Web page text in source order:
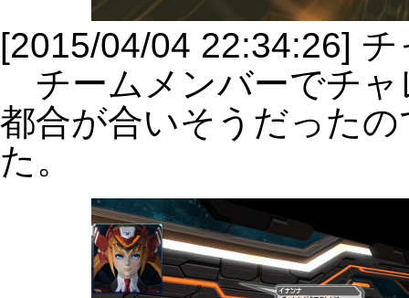
[2015/04/04 22:34:26]
チームメンバーでチャ
都合が合いそうだった
た。